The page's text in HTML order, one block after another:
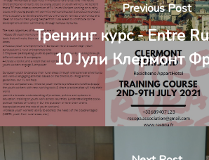
Previous Post
Тренинг курс - Entre
10 Јули Клермонт